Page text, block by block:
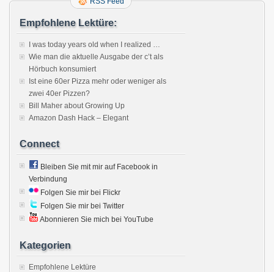
Empfohlene Lektüre:
I was today years old when I realized …
Wie man die aktuelle Ausgabe der c’t als
Hörbuch konsumiert
Ist eine 60er Pizza mehr oder weniger als
zwei 40er Pizzen?
Bill Maher about Growing Up
Amazon Dash Hack – Elegant
Connect
Bleiben Sie mit mir auf Facebook in
Verbindung
Folgen Sie mir bei Flickr
Folgen Sie mir bei Twitter
Abonnieren Sie mich bei YouTube
Kategorien
Empfohlene Lektüre